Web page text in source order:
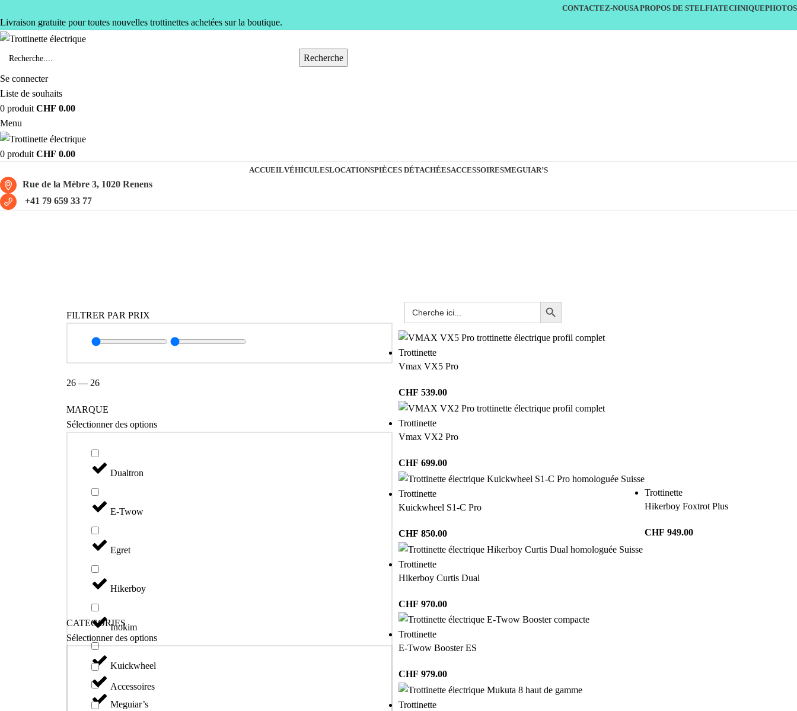
CONTACTEZ-NOUSA PROPOS DE STELFIATECHNIQUEPHOTOS
Livraison gratuite pour toutes nouvelles trottinettes achetées sur la boutique.
Recherche
Se connecter
Liste de souhaits
0 produit CHF 0.00
Menu
0 produit CHF 0.00
ACCUEILVÉHICULESLOCATIONSPIÈCES DÉTACHÉESACCESSOIRESMEGUIAR’S
Rue de la Mèbre 3, 1020 Renens
+41 79 659 33 77
FILTRER PAR PRIX
26 — 26
MARQUE
Sélectionner des options
Dualtron
E-Twow
Egret
Hikerboy
Inokim
Kuickwheel
Meguiar’s
CATEGORIES
Sélectionner des options
Accessoires
Trottinette
Vmax VX5 Pro
CHF 539.00
Trottinette
Vmax VX2 Pro
CHF 699.00
Trottinette
Kuickwheel S1-C Pro
CHF 850.00
Trottinette
Hikerboy Foxtrot Plus
CHF 949.00
Trottinette
Hikerboy Curtis Dual
CHF 970.00
Trottinette
E-Twow Booster ES
CHF 979.00
Trottinette